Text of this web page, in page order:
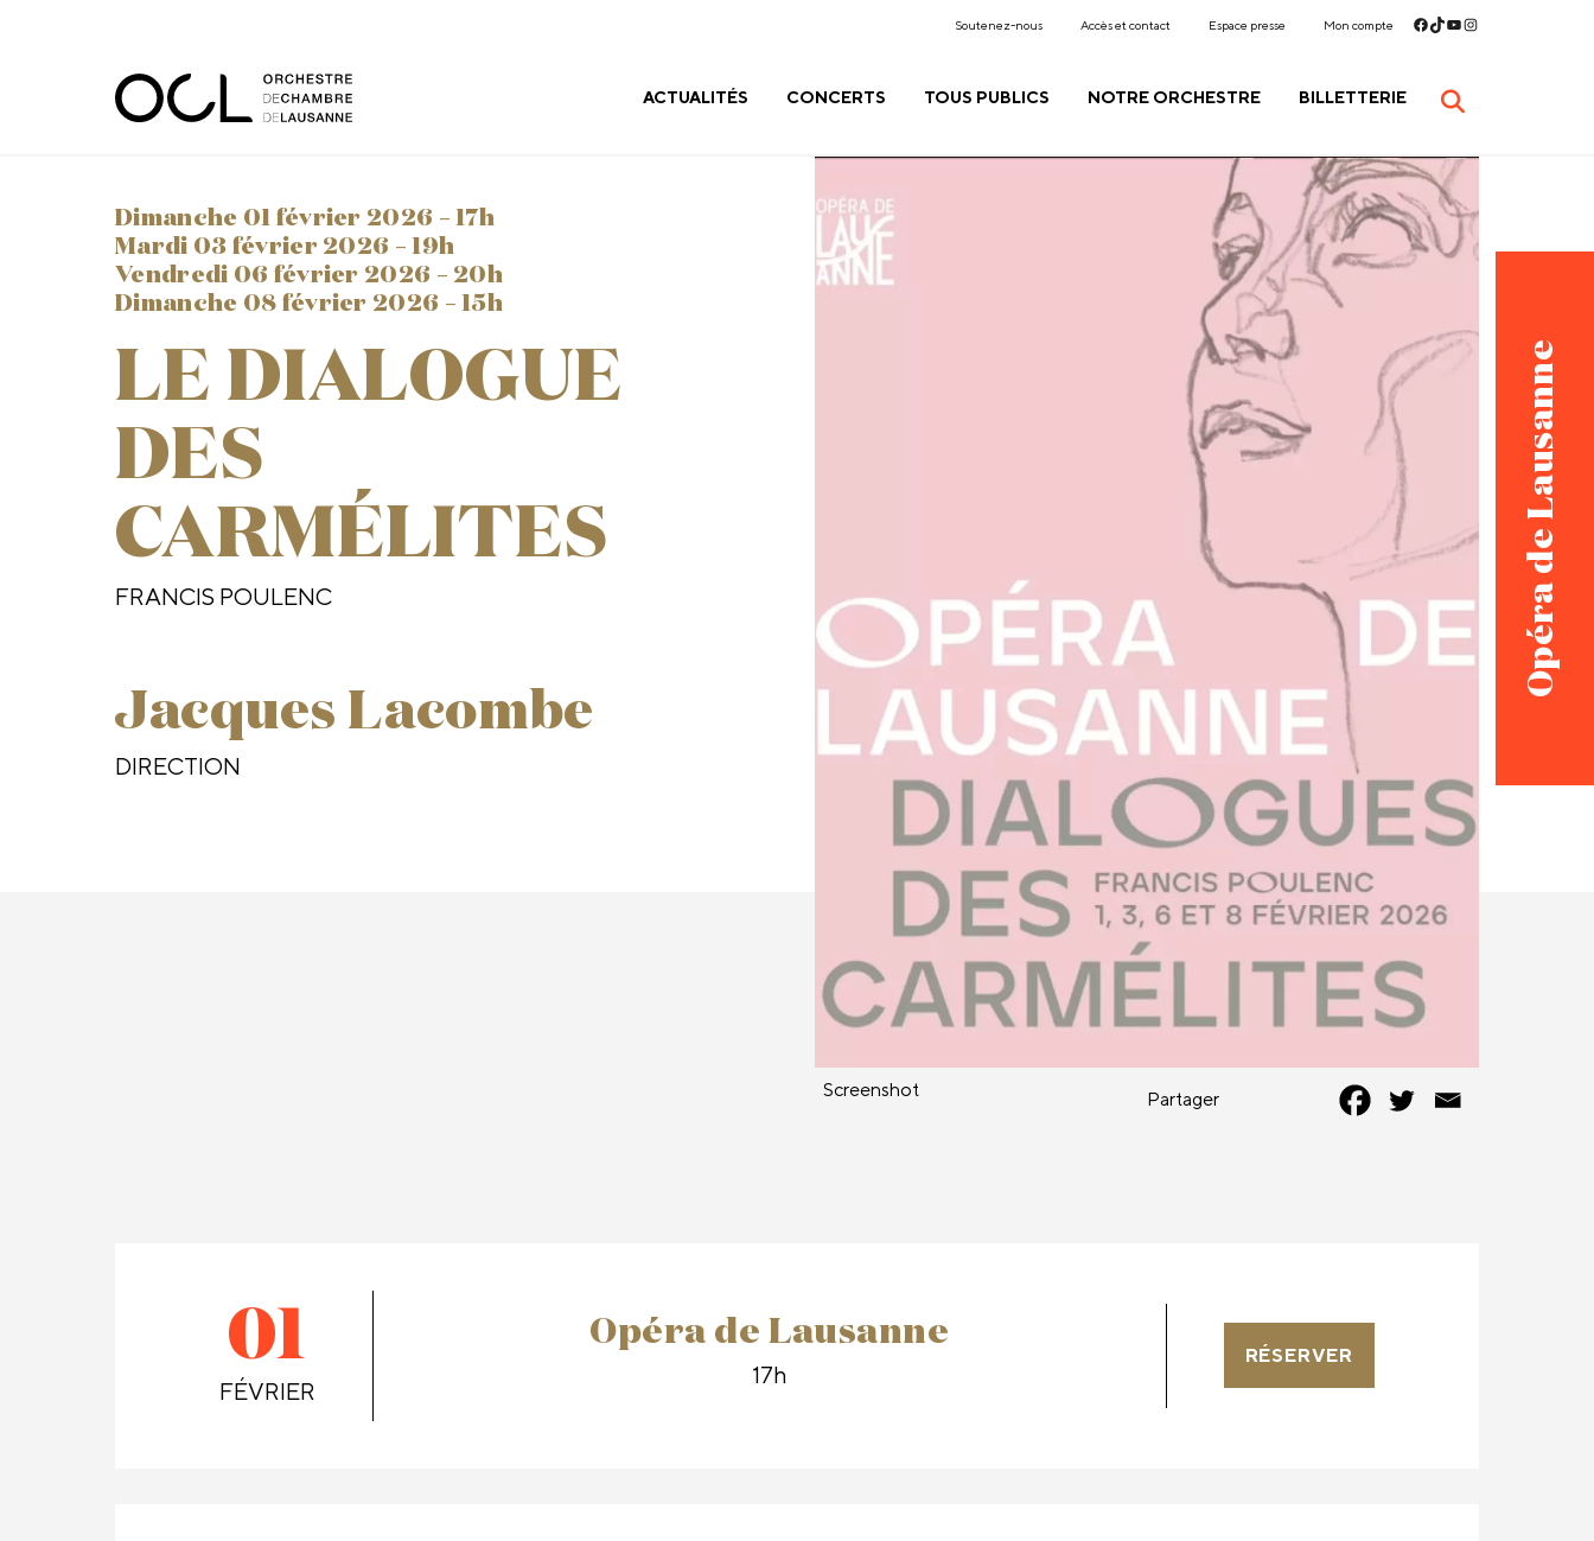
Soutenez-nous Accès et contact Espace presse Mon compte
ACTUALITÉS CONCERTS TOUS PUBLICS NOTRE ORCHESTRE BILLETTERIE
Opéra de Lausanne
dimanche 01 février 2026 –17h
mardi 03 février 2026 –19h
vendredi 06 février 2026 – 20h
dimanche 08 février 2026 –15h
LE DIALOGUE
DES
CARMÉLITES
FRANCIS POULENC
Jacques Lacombe
DIRECTION
Screenshot Partager
01
FÉVRIER
Opéra de Lausanne
17h
RÉSERVER